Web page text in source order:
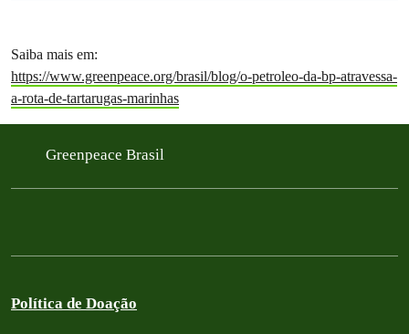
Saiba mais em:
https://www.greenpeace.org/brasil/blog/o-petroleo-da-bp-atravessa-
a-rota-de-tartarugas-marinhas
Greenpeace Brasil
Política de Doação